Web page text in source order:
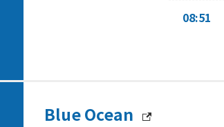
08:51
Blue Ocean